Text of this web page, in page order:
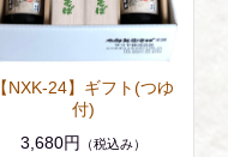
【NXK-24】ギフト(つゆ
付)
3,680円
（税込み）